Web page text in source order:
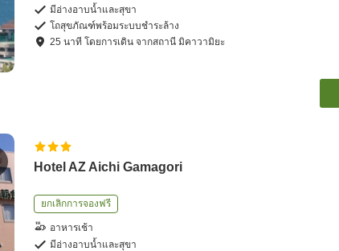
มีอ่างอาบน้ำและสุขา
โถสุขภัณฑ์พร้อมระบบชำระล้าง
25 นาที โดยการเดิน จากสถานี มิคาวามิยะ
Hotel AZ Aichi Gamagori
ยกเลิกการจองฟรี
อาหารเช้า
มีอ่างอาบน้ำและสุขา